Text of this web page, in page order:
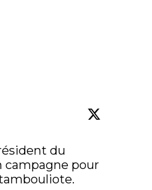
du
campagne pour